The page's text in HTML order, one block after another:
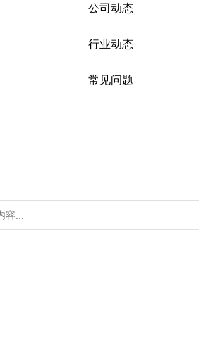
公司动态
行业动态
常见问题